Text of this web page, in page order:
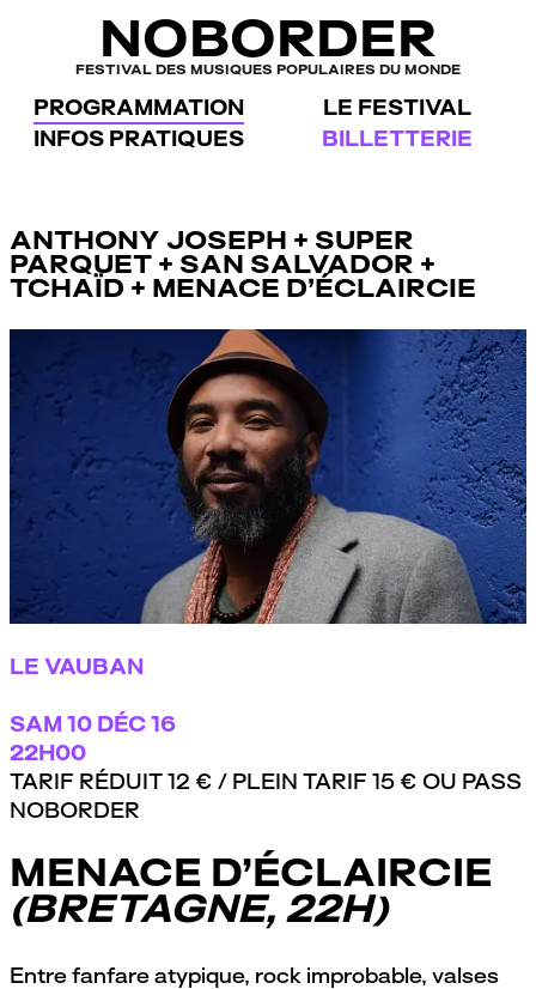
NOBORDER
FESTIVAL DES MUSIQUES POPULAIRES DU MONDE
PROGRAMMATION
LE FESTIVAL
INFOS PRATIQUES
BILLETTERIE
ANTHONY JOSEPH + SUPER
PARQUET + SAN SALVADOR +
TCHAÏD + MENACE D’ÉCLAIRCIE
LE VAUBAN
SAM 10 DÉC 16
22H00
TARIF RÉDUIT 12 € / PLEIN TARIF 15 € OU PASS
NOBORDER
MENACE D’ÉCLAIRCIE
(BRETAGNE, 22H)
Entre fanfare atypique, rock improbable, valses